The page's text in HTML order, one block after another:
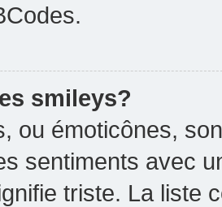
smileys?
ou émoticônes,
sentiments avec
triste. La liste